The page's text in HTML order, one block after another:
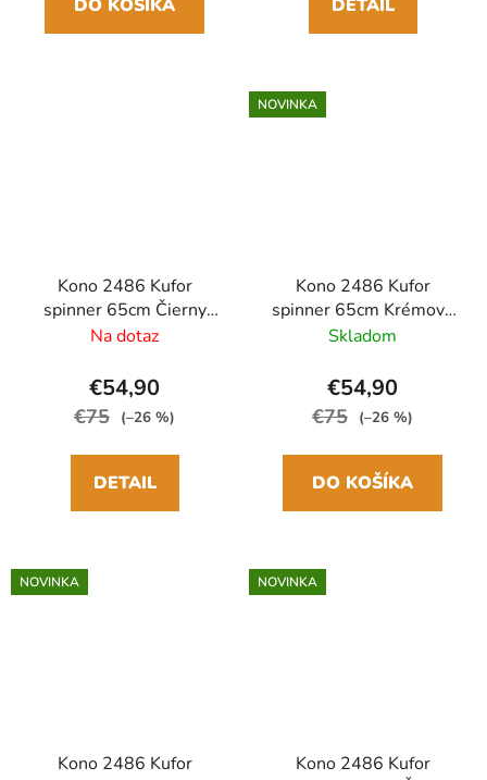
DO KOŠÍKA DETAIL
Kono 2486 Kufor
spinner 65cm Čierny
ABS/Polykarbonát
Na dotaz
€54,90
€75 (–26 %)
DETAIL
NOVINKA
Kono 2486 Kufor
spinner 65cm Krémový
ABS/Polykarbonát
Skladom
€54,90
€75 (–26 %)
DO KOŠÍKA
NOVINKA
Kono 2486 Kufor
NOVINKA
Kono 2486 Kufor